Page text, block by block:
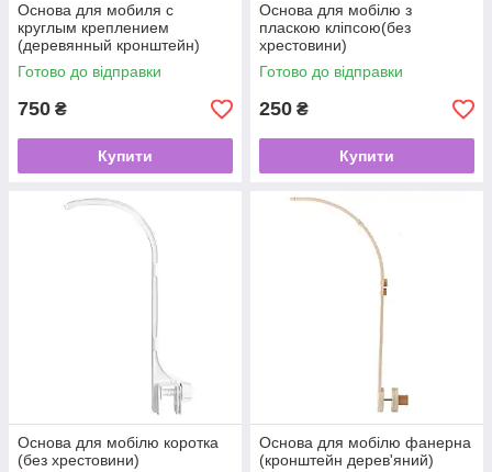
Основа для мобиля с
круглым креплением
(деревянный кронштейн)
Готово до відправки
750 ₴
Купити
Основа для мобілю з
пласкою кліпсою(без
хрестовини)
Готово до відправки
250 ₴
Купити
Основа для мобілю коротка
(без хрестовини)
Основа для мобілю фанерна
(кронштейн дерев'яний)